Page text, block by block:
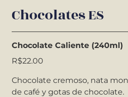
Chocolates ES
Chocolate Caliente (240ml)
R$22.00
Chocolate cremoso, nata
de café y gotas de chocolate.